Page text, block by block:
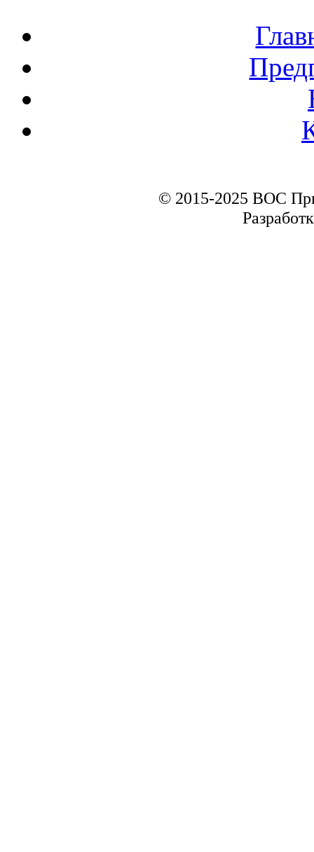
© 2015-2025 ВОС